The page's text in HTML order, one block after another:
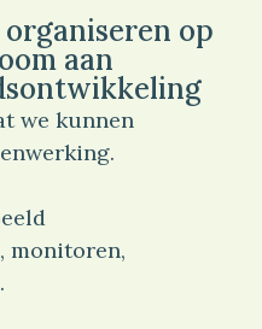
op
aan
we kunnen
monitoren,